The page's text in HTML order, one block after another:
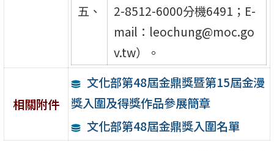
五、
2-8512-6000分機6491；E-
mail：leochung@moc.go
v.tw）。
相關附件
文化部第48屆金鼎獎暨第15屆金漫
獎入圍及得獎作品參展簡章
文化部第48屆金鼎獎入圍名單